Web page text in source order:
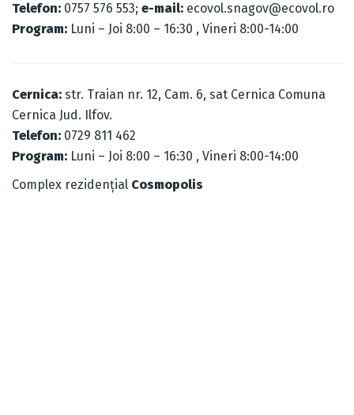
Telefon: 0757 576 553; e-mail: ecovol.snagov@ecovol.ro
Program: Luni – Joi 8:00 – 16:30 , Vineri 8:00-14:00
Cernica: str. Traian nr. 12, Cam. 6, sat Cernica Comuna
Cernica Jud. Ilfov.
Telefon: 0729 811 462
Program: Luni – Joi 8:00 – 16:30 , Vineri 8:00-14:00
Complex rezidențial Cosmopolis